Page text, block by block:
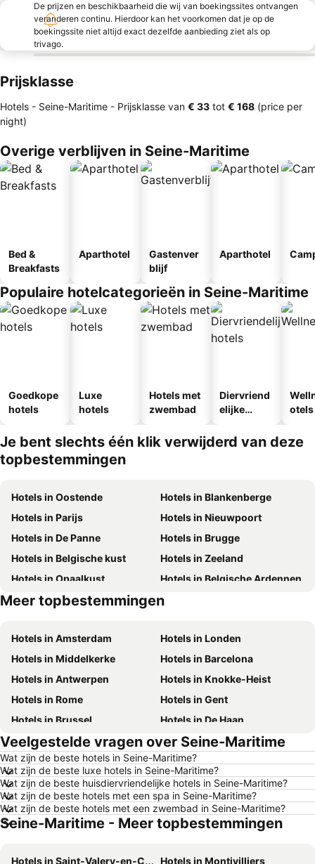
De prijzen en beschikbaarheid die wij van boekingssites ontvangen
veranderen continu. Hierdoor kan het voorkomen dat je op de
boekingssite niet altijd exact dezelfde aanbieding ziet als op
trivago.
Prijsklasse
Hotels - Seine-Maritime - Prijsklasse van ‎€ 33 tot ‎€ 168 (price per
night)
Overige verblijven in Seine-Maritime
Bed &
Breakfasts
Aparthotel
Gastenver
blijf
Aparthotel
Populaire hotelcategorieën in Seine-Maritime
Goedkope
hotels
Luxe
hotels
Hotels met
zwembad
Diervriend
elijke
otels
Je bent slechts één klik verwijderd van deze
topbestemmingen
Hotels in Oostende
Hotels in Blankenberge
Hotels in Parijs
Hotels in Nieuwpoort
Hotels in De Panne
Hotels in Brugge
Hotels in Belgische kust
Hotels in Zeeland
Hotels in Opaalkust
Hotels in Belgische Ardennen
Hotels in België
Hotels in Mallorca
Meer topbestemmingen
Hotels in Amsterdam
Hotels in Londen
Hotels in Middelkerke
Hotels in Barcelona
Hotels in Antwerpen
Hotels in Knokke-Heist
Hotels in Rome
Hotels in Gent
Hotels in Brussel
Hotels in De Haan
Hotels in Rotterdam
Hotels in Hasselt
Hotels in Le Touquet-Paris-Plage
Hotels in Durbuy
Hotels in Duinkerke
Hotels in Málaga
Hotels in Maastricht
Hotels in Den Haag
Hotels in Boulogne-sur-Mer
Hotels in Luxemburg
Veelgestelde vragen over Seine-Maritime
Wat zijn de beste hotels in Seine-Maritime?
Wat zijn de beste luxe hotels in Seine-Maritime?
Wat zijn de beste huisdiervriendelijke hotels in Seine-Maritime?
Wat zijn de beste hotels met een spa in Seine-Maritime?
Wat zijn de beste hotels met een zwembad in Seine-Maritime?
Seine-Maritime - Meer topbestemmingen
Hotels in Saint-Valery-en-Caux
Hotels in Montivilliers